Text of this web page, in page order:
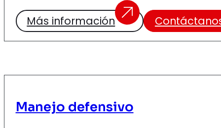
Más información
Manejo defensivo